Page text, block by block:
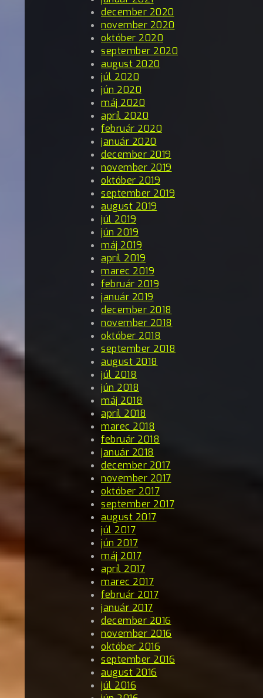
december 2020
november 2020
október 2020
september 2020
august 2020
júl 2020
jún 2020
máj 2020
apríl 2020
február 2020
január 2020
december 2019
november 2019
október 2019
september 2019
august 2019
júl 2019
jún 2019
máj 2019
apríl 2019
marec 2019
február 2019
január 2019
december 2018
november 2018
október 2018
september 2018
august 2018
júl 2018
jún 2018
máj 2018
apríl 2018
marec 2018
február 2018
január 2018
december 2017
november 2017
október 2017
september 2017
august 2017
júl 2017
jún 2017
máj 2017
apríl 2017
marec 2017
február 2017
január 2017
december 2016
november 2016
október 2016
september 2016
august 2016
júl 2016